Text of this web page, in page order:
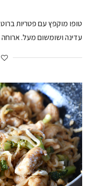
טופו מוקפץ עם פטריות
עדינה ושומשום מעל.